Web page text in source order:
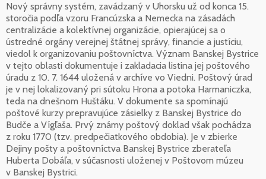
Nový správny systém, zavádzaný v Uhorsku už od konca 15.
storočia podľa vzoru Francúzska a Nemecka na zásadách
centralizácie a kolektívnej organizácie, opierajúcej sa o
ústredné orgány verejnej štátnej správy, financie a justíciu,
viedol k organizovaniu poštovníctva. Význam Banskej Bystrice
v tejto oblasti dokumentuje i zakladacia listina jej poštového
úradu z 10. 7. 1644 uložená v archíve vo Viedni. Poštový úrad
je v nej lokalizovaný pri sútoku Hrona a potoka Harmaniczka,
teda na dnešnom Huštáku. V dokumente sa spomínajú
poštové kurzy prepravujúce zásielky z Banskej Bystrice do
Budče a Vígľaša. Prvý známy poštový doklad však pochádza
z roku 1770 (tzv. predpečiatkového obdobia). Je v zbierke
Dejiny pošty a poštovníctva Banskej Bystrice zberateľa
Huberta Dobáľa, v súčasnosti uloženej v Poštovom múzeu
v Banskej Bystrici.